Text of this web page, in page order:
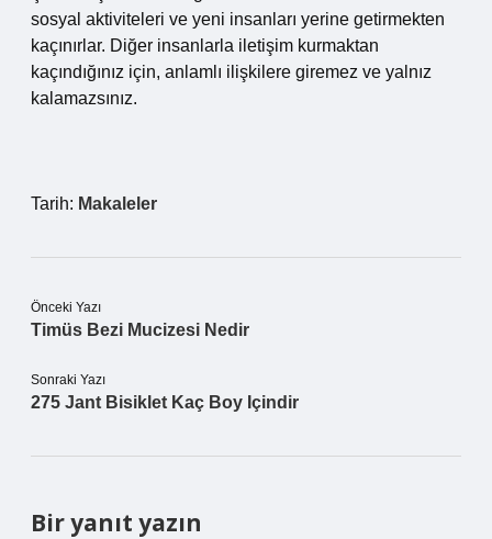
sosyal aktiviteleri ve yeni insanları yerine getirmekten
kaçınırlar. Diğer insanlarla iletişim kurmaktan
kaçındığınız için, anlamlı ilişkilere giremez ve yalnız
kalamazsınız.
Tarih: Makaleler
Önceki Yazı
Timüs Bezi Mucizesi Nedir
Sonraki Yazı
275 Jant Bisiklet Kaç Boy Içindir
Bir yanıt yazın